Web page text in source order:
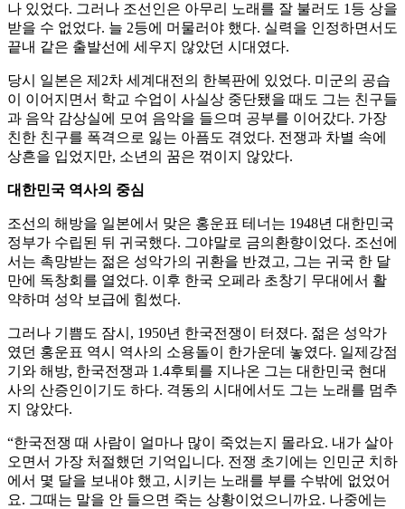
나 있었다. 그러나 조선인은 아무리 노래를 잘 불러도 1등 상을
받을 수 없었다. 늘 2등에 머물러야 했다. 실력을 인정하면서도
끝내 같은 출발선에 세우지 않았던 시대였다.
당시 일본은 제2차 세계대전의 한복판에 있었다. 미군의 공습
이 이어지면서 학교 수업이 사실상 중단됐을 때도 그는 친구들
과 음악 감상실에 모여 음악을 들으며 공부를 이어갔다. 가장
친한 친구를 폭격으로 잃는 아픔도 겪었다. 전쟁과 차별 속에
상흔을 입었지만, 소년의 꿈은 꺾이지 않았다.
대한민국 역사의 중심
조선의 해방을 일본에서 맞은 홍운표 테너는 1948년 대한민국
정부가 수립된 뒤 귀국했다. 그야말로 금의환향이었다. 조선에
서는 촉망받는 젊은 성악가의 귀환을 반겼고, 그는 귀국 한 달
만에 독창회를 열었다. 이후 한국 오페라 초창기 무대에서 활
약하며 성악 보급에 힘썼다.
그러나 기쁨도 잠시, 1950년 한국전쟁이 터졌다. 젊은 성악가
였던 홍운표 역시 역사의 소용돌이 한가운데 놓였다. 일제강점
기와 해방, 한국전쟁과 1.4후퇴를 지나온 그는 대한민국 현대
사의 산증인이기도 하다. 격동의 시대에서도 그는 노래를 멈추
지 않았다.
“한국전쟁 때 사람이 얼마나 많이 죽었는지 몰라요. 내가 살아
오면서 가장 처절했던 기억입니다. 전쟁 초기에는 인민군 치하
에서 몇 달을 보내야 했고, 시키는 노래를 부를 수밖에 없었어
요. 그때는 말을 안 들으면 죽는 상황이었으니까요. 나중에는